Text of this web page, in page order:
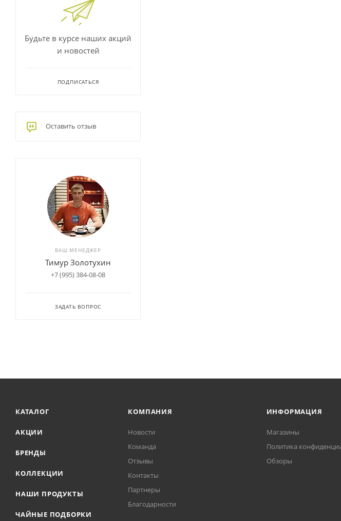
Будьте в курсе наших акций
и новостей
ПОДПИСАТЬСЯ
Оставить отзыв
ВАШ МЕНЕДЖЕР
Тимур Золотухин
+7 (995) 384-08-08
ЗАДАТЬ ВОПРОС
КАТАЛОГ
АКЦИИ
БРЕНДЫ
КОЛЛЕКЦИИ
НАШИ ПРОДУКТЫ
ЧАЙНЫЕ ПОДБОРКИ
КОМПАНИЯ
Новости
Команда
Отзывы
Контакты
Партнеры
Благодарности
ИНФОРМАЦИЯ
Магазины
Политика
Обзоры